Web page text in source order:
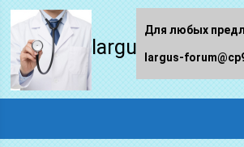
largus-forum.ru
Для любых
largus-